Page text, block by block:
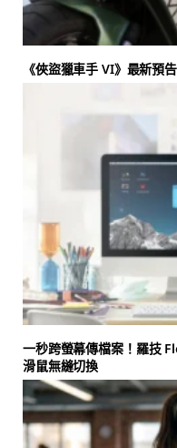
《俠盜獵車手 VI》最新
一秒跨螢幕傳檔案！羅技
滑鼠無縫切換